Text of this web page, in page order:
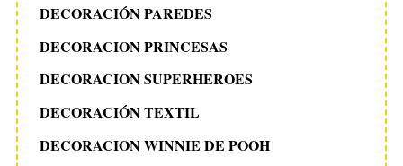
DECORACIÓN PAREDES
DECORACION PRINCESAS
DECORACION SUPERHEROES
DECORACIÓN TEXTIL
DECORACION WINNIE DE POOH